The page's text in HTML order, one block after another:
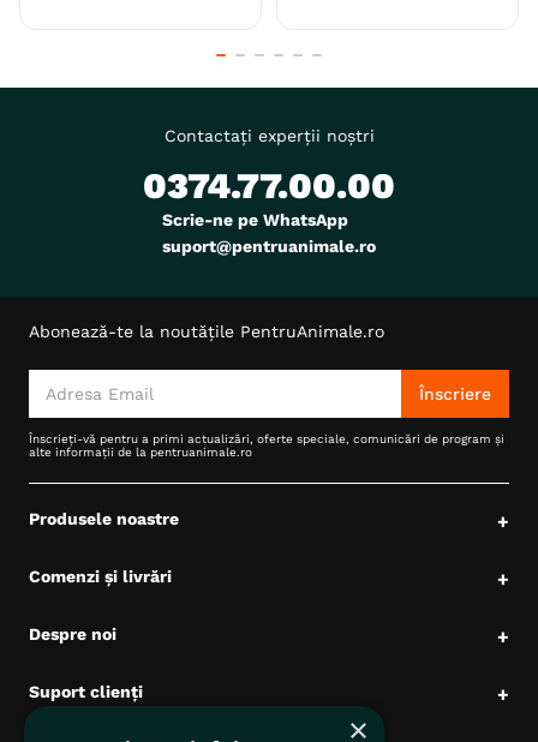
Contactați experții noștri
0374.77.00.00
Scrie-ne pe WhatsApp
suport@pentruanimale.ro
Abonează-te la noutățile PentruAnimale.ro
Înscriere
Înscrieți-vă pentru a primi actualizări, oferte speciale, comunicări de program și
alte informații de la pentruanimale.ro
Produsele noastre +
Comenzi și livrări +
Despre noi +
Suport clienți +
×